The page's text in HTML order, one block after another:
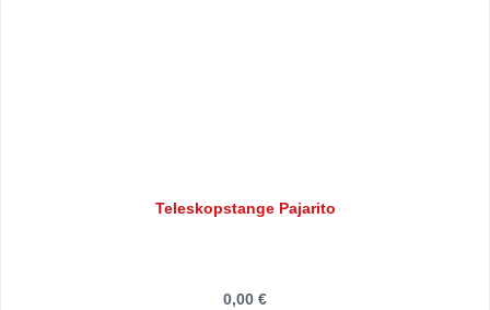
Teleskopstange Pajarito
0,00 €